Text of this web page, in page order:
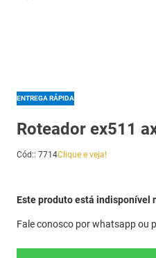
ENTREGA RÁPIDA
Roteador ex511
Cód:: 7714Clique e veja!
Este produto está indisponível
Fale conosco por whatsapp ou